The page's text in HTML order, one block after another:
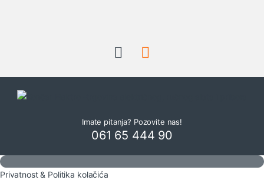
Imate pitanja? Pozovite nas!
061 65 444 90
Privatnost & Politika kolačića